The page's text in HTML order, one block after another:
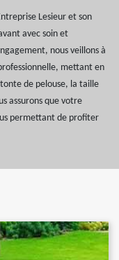
Lesieur et son
avec soin et
nous veillons à
mettant en
de pelouse, la taille
assurons que votre
permettant de profiter